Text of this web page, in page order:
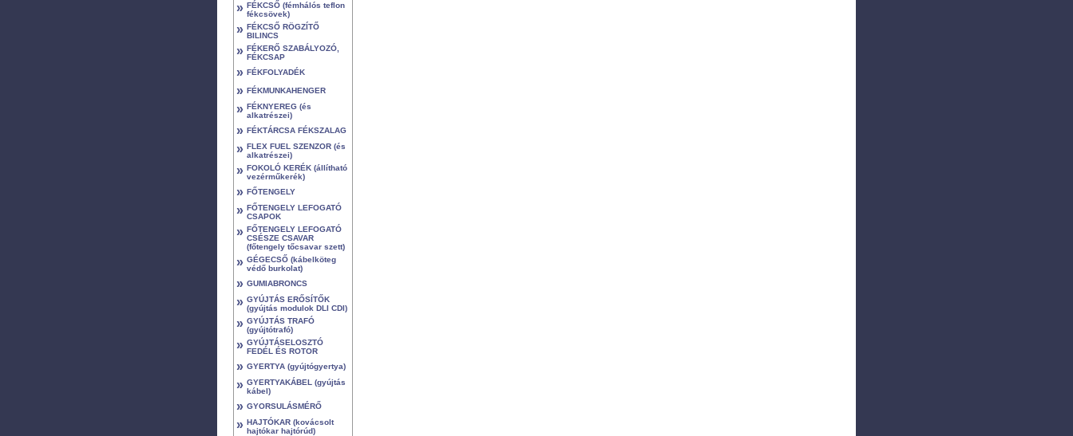
» FÉKCSŐ (fémhálós teflon
fékcsövek)
» FÉKCSŐ RÖGZÍTŐ
BILINCS
» FÉKERŐ SZABÁLYOZÓ,
FÉKCSAP
» FÉKFOLYADÉK
» FÉKMUNKAHENGER
» FÉKNYEREG (és
alkatrészei)
» FÉKTÁRCSA FÉKSZALAG
» FLEX FUEL SZENZOR (és
alkatrészei)
» FOKOLÓ KERÉK (állítható
vezérműkerék)
» FŐTENGELY
» FŐTENGELY LEFOGATÓ
CSAPOK
» FŐTENGELY LEFOGATÓ
CSÉSZE CSAVAR
(főtengely tőcsavar szett)
» GÉGECSŐ (kábelköteg
védő burkolat)
» GUMIABRONCS
» GYÚJTÁS ERŐSÍTŐK
(gyújtás modulok DLI CDI)
» GYÚJTÁS TRAFÓ
(gyújtótrafó)
» GYÚJTÁSELOSZTÓ
FEDÉL ÉS ROTOR
» GYERTYA (gyújtógyertya)
» GYERTYAKÁBEL (gyújtás
kábel)
» GYORSULÁSMÉRŐ
» HAJTÓKAR (kovácsolt
hajtókar hajtórúd)